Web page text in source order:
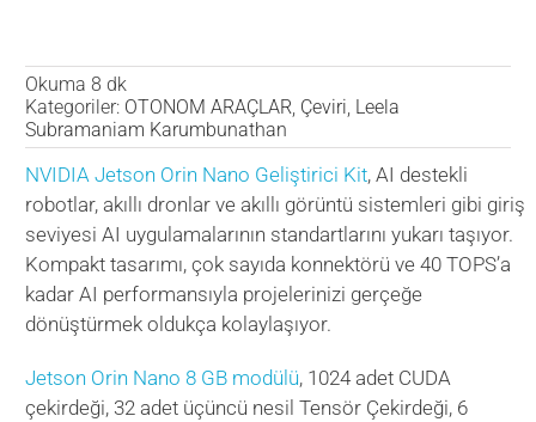
Okuma 8 dk
Kategoriler: OTONOM ARAÇLAR, Çeviri, Leela
Subramaniam Karumbunathan
NVIDIA Jetson Orin Nano Geliştirici Kit, AI destekli
robotlar, akıllı dronlar ve akıllı görüntü sistemleri gibi giriş
seviyesi AI uygulamalarının standartlarını yukarı taşıyor.
Kompakt tasarımı, çok sayıda konnektörü ve 40 TOPS’a
kadar AI performansıyla projelerinizi gerçeğe
dönüştürmek oldukça kolaylaşıyor.
Jetson Orin Nano 8 GB modülü, 1024 adet CUDA
çekirdeği, 32 adet üçüncü nesil Tensör Çekirdeği, 6